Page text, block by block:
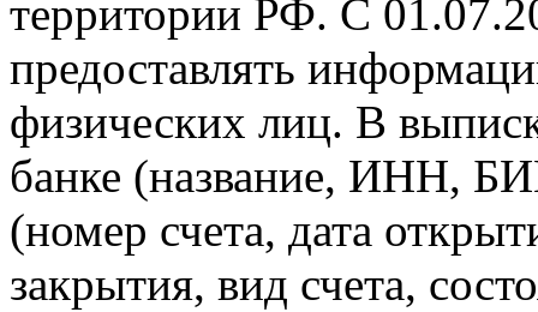
территории РФ. С
предоставлять
физических лиц. В
банке (название, ИНН,
(номер счета, дата
закрытия, вид счета,